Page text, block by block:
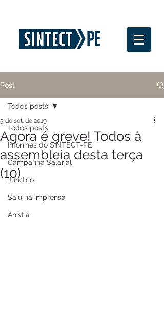
Post
Todos posts
Informes do SINTECT-PE
Campanha Salarial
Jurídico
Saiu na imprensa
Anistia
Todos posts
Agora é greve! Todos à
assembleia desta terça
(10)
5 de set. de 2019